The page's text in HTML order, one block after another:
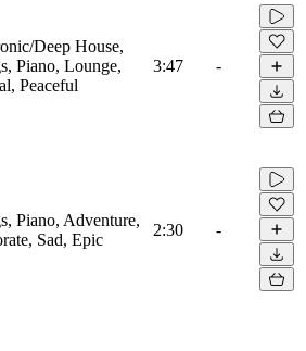
Deep House,
Piano, Lounge,
Peaceful
3:47 -
Piano, Adventure,
Sad, Epic
2:30 -